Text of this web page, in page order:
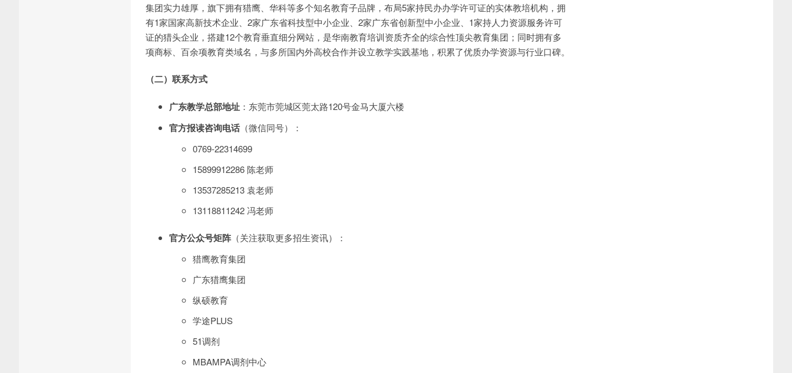
集团实力雄厚，旗下拥有猎鹰、华科等多个知名教育子品牌，布局5家持民办办学许可证的实体教培机构，拥
有1家国家高新技术企业、2家广东省科技型中小企业、2家广东省创新型中小企业、1家持人力资源服务许可
证的猎头企业，搭建12个教育垂直细分网站，是华南教育培训资质齐全的综合性顶尖教育集团；同时拥有多
项商标、百余项教育类域名，与多所国内外高校合作并设立教学实践基地，积累了优质办学资源与行业口碑。
（二）联系方式
广东教学总部地址 ：东莞市莞城区莞太路120号金马大厦六楼
官方报读咨询电话 （微信同号）：
0769-22314699
15899912286 陈老师
13537285213 袁老师
13118811242 冯老师
官方公众号矩阵（关注获取更多招生资讯）：
猎鹰教育集团
广东猎鹰集团
纵硕教育
学途PLUS
51调剂
MBAMPA调剂中心